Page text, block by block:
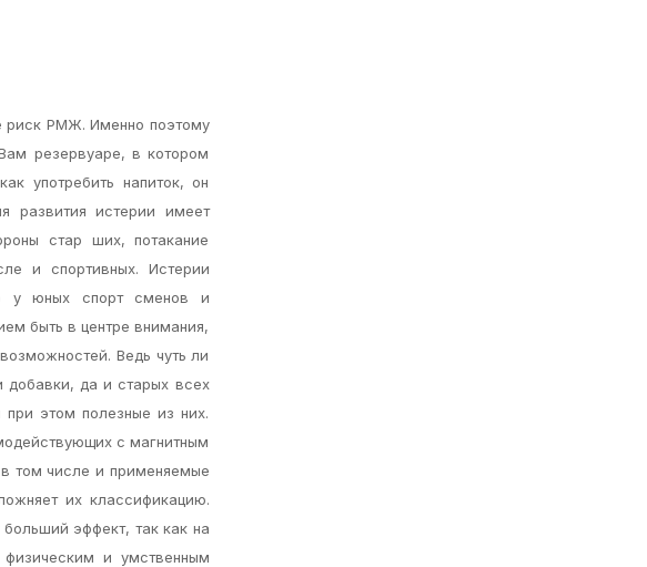
риск РМЖ. Именно поэтому
резервуаре, в котором
употребить напиток, он
развития истерии имеет
стар ших, потакание
и спортивных. Истерии
у юных спорт сменов и
быть в центре внимания,
Ведь чуть ли
добавки, да и старых всех
этом полезные из них.
с магнитным
том числе и применяемые
их классификацию.
эффект, так как на
и умственным